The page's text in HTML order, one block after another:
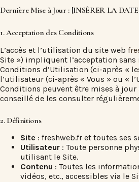
Dernière Mise à Jour : [INSÉRER LA
1. Acceptation des Conditions
L’accès et l’utilisation du site web
Site ») impliquent l’acceptation sans
Conditions d’Utilisation (ci-après «
l’utilisateur (ci-après « Vous » ou «
Conditions peuvent être mises à
conseillé de les consulter
2. Définitions
Site : freshweb.fr et toutes ses
Utilisateur : Toute personne
utilisant le Site.
Contenu : Toutes les
vidéos, etc., accessibles via le